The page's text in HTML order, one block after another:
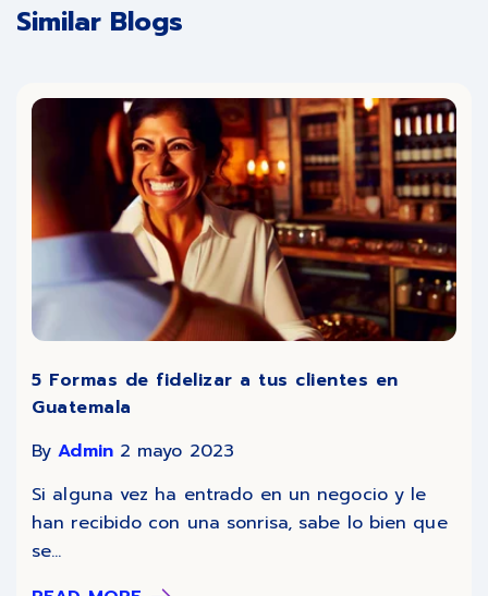
Similar Blogs
5 Formas de fidelizar a tus clientes en
Guatemala
By Admin 2 mayo 2023
Si alguna vez ha entrado en un negocio y le
han recibido con una sonrisa, sabe lo bien que
se...